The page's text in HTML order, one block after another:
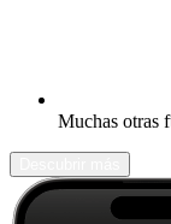
Muchas otras